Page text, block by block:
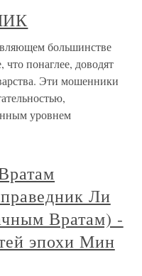
большинстве
понаглее, доводят
Эти мошенники
уровнем
Ли
Вратам) -
эпохи Мин